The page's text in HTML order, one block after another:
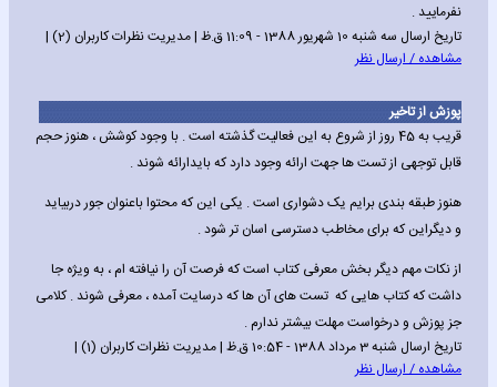
نفرمایید .
تاریخ ارسال سه شنبه 10 شهریور 1388 - 11:09 ق.ظ | مدیریت نظرات کاربران (2) |
مشاهده / ارسال نظر
پوزش از تاخیر
قریب به 45 روز از شروع به این فعالیت گذشته است . با وجود کوشش ، هنوز حجم
قابل توجهی از تست ها جهت ارائه وجود دارد که بایدارائه شوند .
هنوز طبقه بندی برایم یک دشواری است . یکی این که محتوا باعنوان جور دربیاید
و دیگراین که برای مخاطب دسترسی اسان تر شود .
از نکات مهم دیگر بخش معرفی کتاب است که فرصت آن را نیافته ام ، به ویژه جا
داشت که کتاب هایی که تست های آن ها که درسایت آمده ، معرفی شوند . کلامی
جز پوزش و درخواست مهلت بیشتر ندارم .
تاریخ ارسال شنبه 3 مرداد 1388 - 10:54 ق.ظ | مدیریت نظرات کاربران (1) |
مشاهده / ارسال نظر